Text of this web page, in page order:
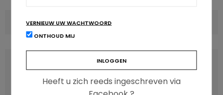
COMMENTS (0)
VERNIEUW UW WACHTWOORD
ONTHOUD MIJ
Heeft u zich reeds ingeschreven via